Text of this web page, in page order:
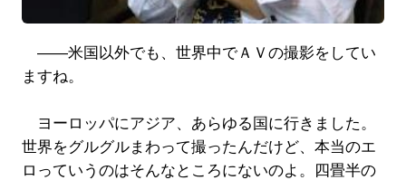
――米国以外でも、世界中でＡＶの撮影をしてい
ますね。
ヨーロッパにアジア、あらゆる国に行きました。
世界をグルグルまわって撮ったんだけど、本当のエ
ロっていうのはそんなところにないのよ。四畳半の